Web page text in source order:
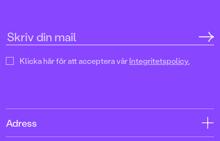
Klicka här för att acceptera vårIntegritetspolicy.
Adress